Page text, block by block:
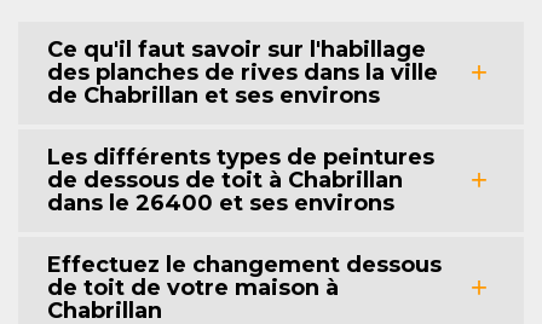
Ce qu'il faut savoir sur l'habillage
des planches de rives dans la ville
de Chabrillan et ses environs
Les différents types de peintures
de dessous de toit à Chabrillan
dans le 26400 et ses environs
Effectuez le changement dessous
de toit de votre maison à
Chabrillan